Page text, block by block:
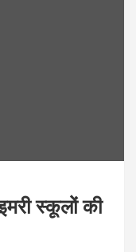
स्कूलों की